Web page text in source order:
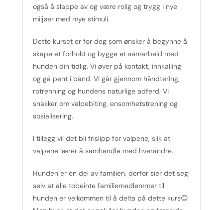
også å slappe av og være rolig og trygg i nye
miljøer med mye stimuli.
Dette kurset er for deg som ønsker å begynne å
skape et forhold og bygge et samarbeid med
hunden din tidlig. Vi øver på kontakt, innkalling
og gå pent i bånd. Vi går gjennom håndtering,
rotrenning og hundens naturlige adferd. Vi
snakker om valpebiting, ensomhetstrening og
sosialisering.
I tillegg vil det bli frislipp for valpene, slik at
valpene lærer å samhandle med hverandre.
Hunden er en del av familien, derfor sier det seg
selv at alle tobeinte familiemedlemmer til
hunden er velkommen til å delta på dette kurs😊